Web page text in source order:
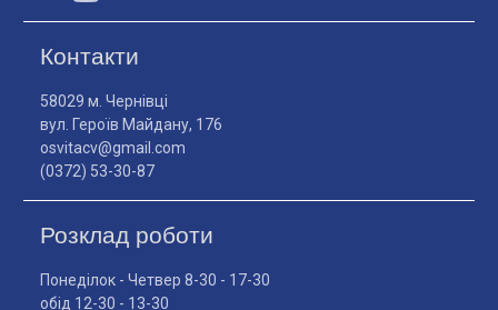
Контакти
58029 м. Чернівці
вул. Героїв Майдану, 176
osvitacv@gmail.com
(0372) 53-30-87
Розклад роботи
Понеділок - Четвер 8-30 - 17-30
обід 12-30 - 13-30